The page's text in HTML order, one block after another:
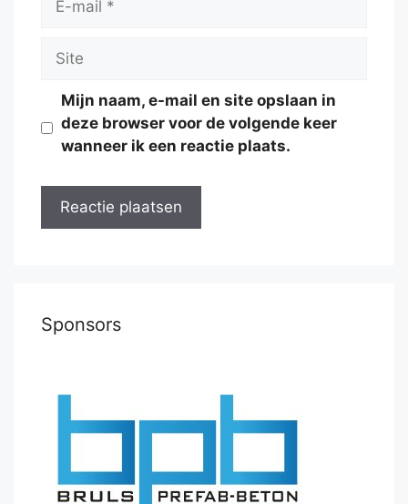
Site
Mijn naam, e-mail en site opslaan in
deze browser voor de volgende keer
wanneer ik een reactie plaats.
Sponsors